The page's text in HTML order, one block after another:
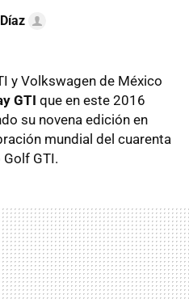
y Volkswagen de México
GTI que en este 2016
su novena edición en
mundial del cuarenta
GTI.